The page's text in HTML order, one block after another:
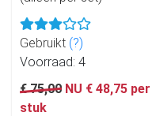
Gebruikt (?)
Voorraad: 4
€ 75,00 NU € 48,75 per
stuk